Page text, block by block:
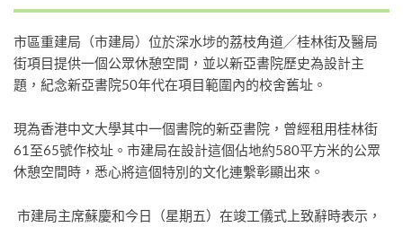
市區重建局（市建局）位於深水埗的荔枝角道╱桂林街及醫局
街項目提供一個公眾休憩空間，並以新亞書院歷史為設計主
題，紀念新亞書院50年代在項目範圍內的校舍舊址。
現為香港中文大學其中一個書院的新亞書院，曾經租用桂林街
61至65號作校址。市建局在設計這個佔地約580平方米的公眾
休憩空間時，悉心將這個特別的文化連繫彰顯出來。
市建局主席蘇慶和今日（星期五）在竣工儀式上致辭時表示，